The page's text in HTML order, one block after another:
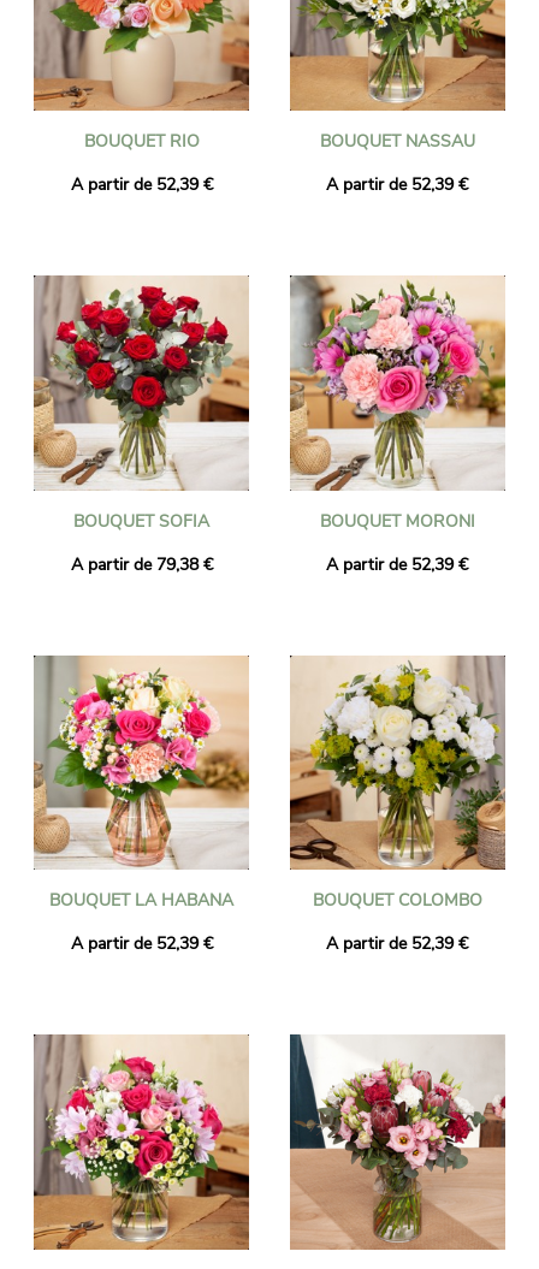
BOUQUET RIO
A partir de 52,39 €
BOUQUET NASSAU
A partir de 52,39 €
BOUQUET SOFIA
A partir de 79,38 €
BOUQUET MORONI
A partir de 52,39 €
BOUQUET LA HABANA
A partir de 52,39 €
BOUQUET COLOMBO
A partir de 52,39 €